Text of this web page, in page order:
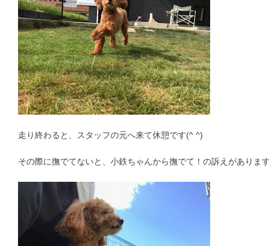
走り終わると、スタッフの元へ来て休憩です(^ ^)
その際に撫でてないと、小鉄ちゃんから撫でて！の訴えがありま